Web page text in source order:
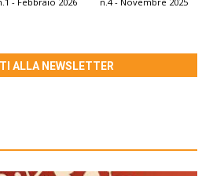
ALLA NEWSLETTER